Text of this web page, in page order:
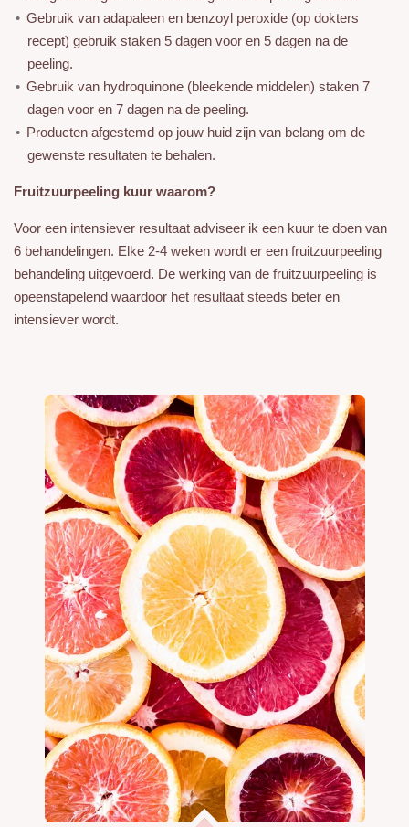
Gebruik van adapaleen en benzoyl peroxide (op dokters
recept) gebruik staken 5 dagen voor en 5 dagen na de
peeling.
Gebruik van hydroquinone (bleekende middelen) staken 7
dagen voor en 7 dagen na de peeling.
Producten afgestemd op jouw huid zijn van belang om de
gewenste resultaten te behalen.
Fruitzuurpeeling kuur waarom?
Voor een intensiever resultaat adviseer ik een kuur te doen van
6 behandelingen. Elke 2-4 weken wordt er een fruitzuurpeeling
behandeling uitgevoerd. De werking van de fruitzuurpeeling is
opeenstapelend waardoor het resultaat steeds beter en
intensiever wordt.